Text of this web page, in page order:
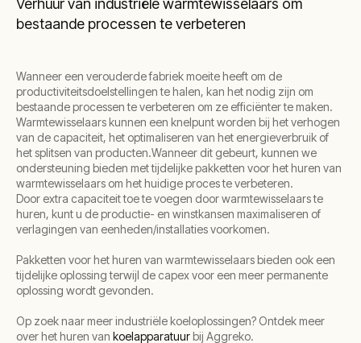
Verhuur van industriële warmtewisselaars om
bestaande processen te verbeteren
Wanneer een verouderde fabriek moeite heeft om de
productiviteitsdoelstellingen te halen, kan het nodig zijn om
bestaande processen te verbeteren om ze efficiënter te maken.
Warmtewisselaars kunnen een knelpunt worden bij het verhogen
van de capaciteit, het optimaliseren van het energieverbruik of
het splitsen van producten.Wanneer dit gebeurt, kunnen we
ondersteuning bieden met tijdelijke pakketten voor het huren van
warmtewisselaars om het huidige proces te verbeteren.
Door extra capaciteit toe te voegen door warmtewisselaars te
huren, kunt u de productie- en winstkansen maximaliseren of
verlagingen van eenheden/installaties voorkomen.
Pakketten voor het huren van warmtewisselaars bieden ook een
tijdelijke oplossing terwijl de capex voor een meer permanente
oplossing wordt gevonden.
Op zoek naar meer industriële koeloplossingen? Ontdek meer
over het huren van koelapparatuurbij Aggreko.